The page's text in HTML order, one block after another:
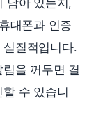
대폰과 인증
질적입니다.
을 꺼두면 결
수 있습니